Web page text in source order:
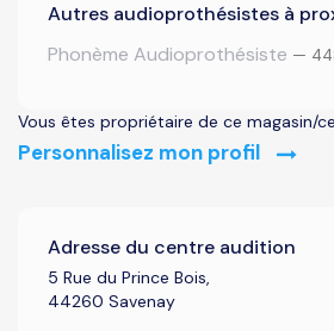
Autres audioprothésistes à
Phonème Audioprothésiste —
Vous êtes propriétaire de ce magasin/
Personnalisez mon profil
Adresse du centre audition
5 Rue du Prince Bois,
44260 Savenay